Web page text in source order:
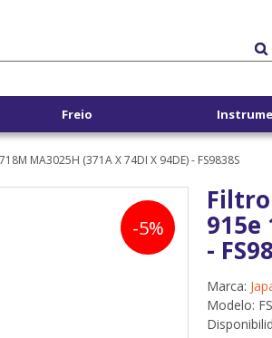
Freio
MA3025H (371A X 74DI X 94DE) - FS9838S
-5%
Filtro
915e
-
Marca:
Modelo: